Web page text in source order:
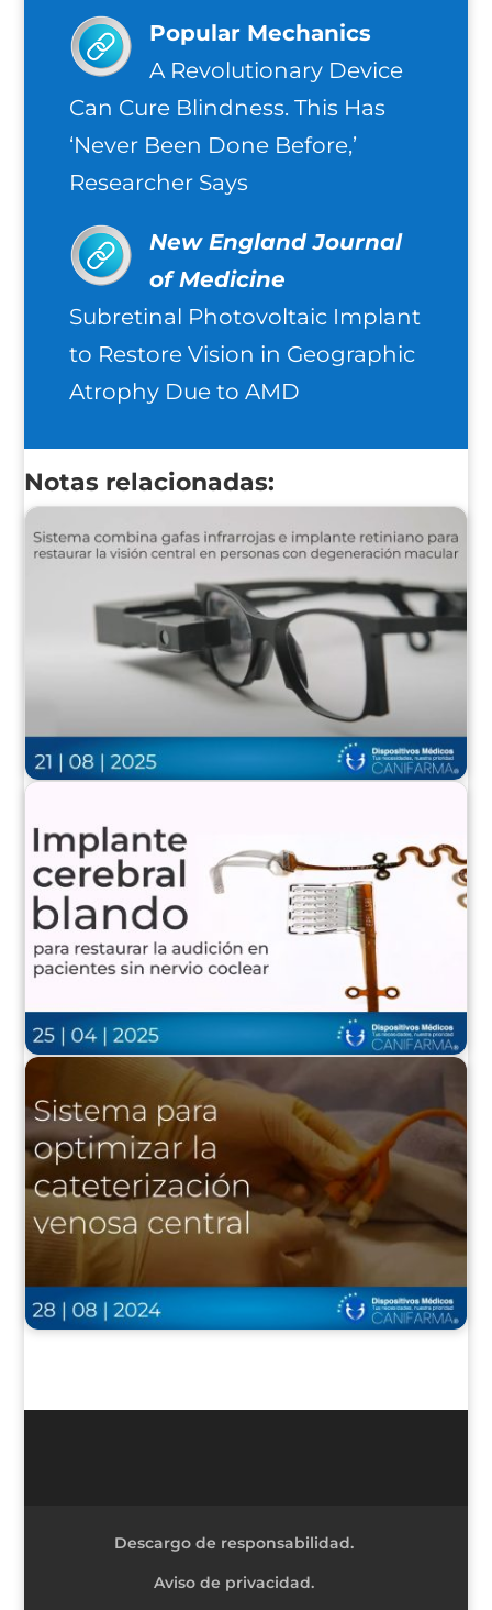
Popular Mechanics
A Revolutionary Device
Can Cure Blindness. This Has
‘Never Been Done Before,’
Researcher Says
New England Journal
of Medicine
Subretinal Photovoltaic Implant
to Restore Vision in Geographic
Atrophy Due to AMD
Notas relacionadas:
Descargo de responsabilidad.
Aviso de privacidad.